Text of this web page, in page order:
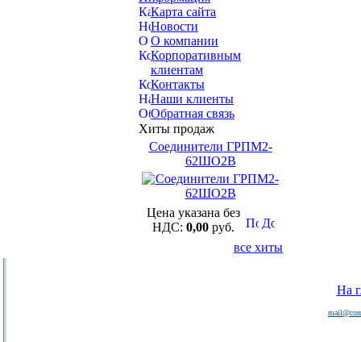
Карта сайта
Новости
О компании
Корпоративным
клиентам
Контакты
Наши клиенты
Обратная связь
Хиты продаж
Соединители ГРПМ2-
62ШО2В
Цена указана без
НДС: 0,00руб.
все хиты
На